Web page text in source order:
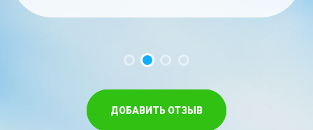
ДОБАВИТЬ ОТЗЫВ